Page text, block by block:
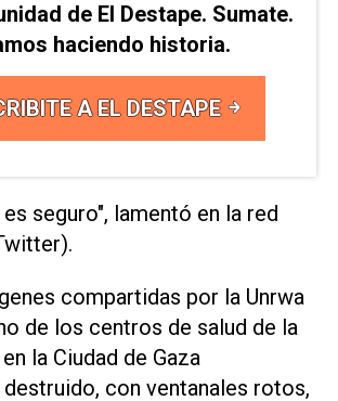
de El Destape. Sumate.
haciendo historia.
A EL DESTAPE
seguro", lamentó en la red
compartidas por la Unrwa
de los centros de salud de la
la Ciudad de Gaza
con ventanales rotos,